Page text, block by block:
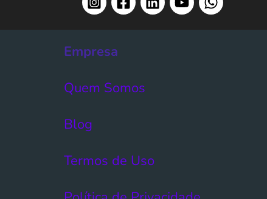
Empresa
Quem Somos
Blog
Termos de Uso​